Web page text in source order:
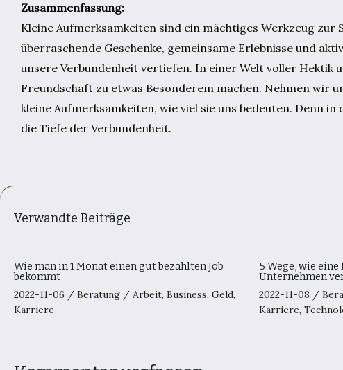
Zusammenfassung:
Kleine Aufmerksamkeiten sind ein mächtiges Werkzeug
überraschende Geschenke, gemeinsame Erlebnisse und
unsere Verbundenheit vertiefen. In einer Welt voller Hektik
Freundschaft zu etwas Besonderem machen. Nehmen wir
kleine Aufmerksamkeiten, wie viel sie uns bedeuten. Denn
die Tiefe der Verbundenheit.
Verwandte Beiträge
Wie man in 1 Monat einen gut bezahlten Job
bekommt
2022-11-06 / Beratung / Arbeit, Business, Geld,
Karriere
5 Wege, wie
Unternehmen
2022-11-08 /
Karriere,